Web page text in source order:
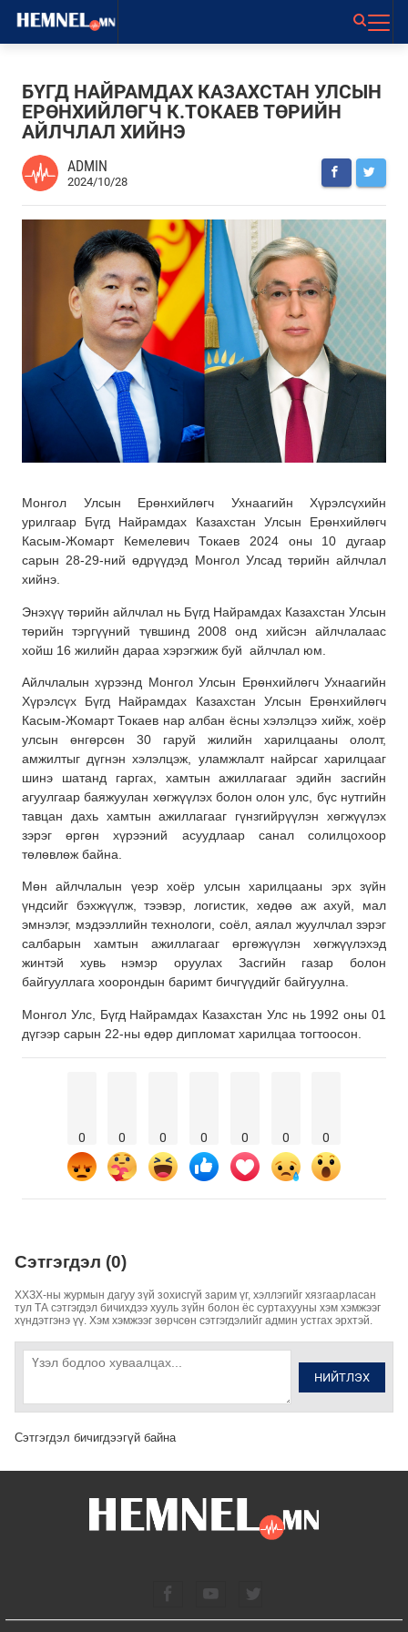
БҮГД НАЙРАМДАХ КАЗАХСТАН УЛСЫН
ЕРӨНХИЙЛӨГЧ К.ТОКАЕВ ТӨРИЙН
АЙЛЧЛАЛ ХИЙНЭ
ADMIN
2024/10/28
Монгол Улсын Ерөнхийлөгч Ухнаагийн Хүрэлсүхийн
урилгаар Бүгд Найрамдах Казахстан Улсын Ерөнхийлөгч
Касым-Жомарт Кемелевич Токаев 2024 оны 10 дугаар
сарын 28-29-ний өдрүүдэд Монгол Улсад төрийн айлчлал
хийнэ.
Энэхүү төрийн айлчлал нь Бүгд Найрамдах Казахстан Улсын
төрийн тэргүүний түвшинд 2008 онд хийсэн айлчлалаас
хойш 16 жилийн дараа хэрэгжиж буй айлчлал юм.
Айлчлалын хүрээнд Монгол Улсын Ерөнхийлөгч Ухнаагийн
Хүрэлсүх Бүгд Найрамдах Казахстан Улсын Ерөнхийлөгч
Касым-Жомарт Токаев нар албан ёсны хэлэлцээ хийж, хоёр
улсын өнгөрсөн 30 гаруй жилийн харилцааны ололт,
амжилтыг дүгнэн хэлэлцэж, уламжлалт найрсаг харилцааг
шинэ шатанд гаргах, хамтын ажиллагааг эдийн засгийн
агуулгаар баяжуулан хөгжүүлэх болон олон улс, бүс нутгийн
тавцан дахь хамтын ажиллагааг гүнзгийрүүлэн хөгжүүлэх
зэрэг өргөн хүрээний асуудлаар санал солилцохоор
төлөвлөж байна.
Мөн айлчлалын үеэр хоёр улсын харилцааны эрх зүйн
үндсийг бэхжүүлж, тээвэр, логистик, хөдөө аж ахуй, мал
эмнэлэг, мэдээллийн технологи, соёл, аялал жуулчлал зэрэг
салбарын хамтын ажиллагааг өргөжүүлэн хөгжүүлэхэд
жинтэй хувь нэмэр оруулах Засгийн газар болон
байгууллага хоорондын баримт бичгүүдийг байгуулна.
Монгол Улс, Бүгд Найрамдах Казахстан Улс нь 1992 оны 01
дүгээр сарын 22-ны өдөр дипломат харилцаа тогтоосон.
0 0 0 0 0 0 0
Сэтгэгдэл (0)
ХХЗХ-ны журмын дагуу зүй зохисгүй зарим үг, хэллэгийг хязгаарласан
тул ТА сэтгэгдэл бичихдээ хууль зүйн болон ёс суртахууны хэм хэмжээг
хүндэтгэнэ үү. Хэм хэмжээг зөрчсөн сэтгэгдэлийг админ устгах эрхтэй.
НИЙТЛЭХ
Сэтгэгдэл бичигдээгүй байна